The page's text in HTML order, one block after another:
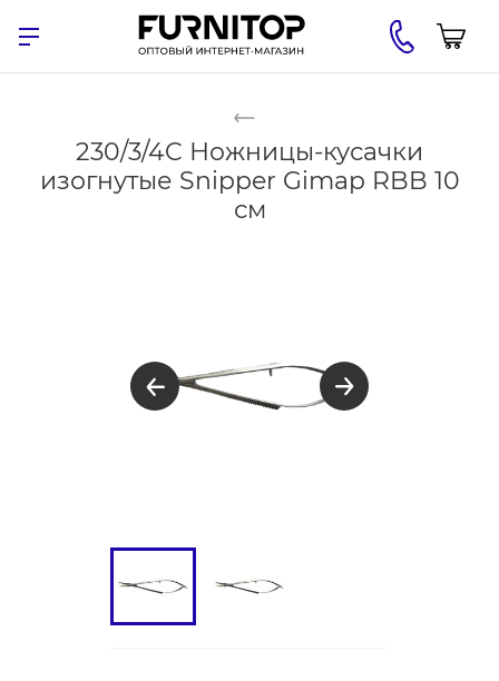
230/3/4C Ножницы-кусачки
изогнутые Snipper Gimap RBB 10
см